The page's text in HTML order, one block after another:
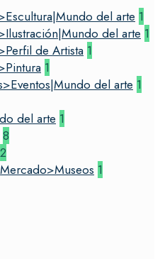
del arte 1
del arte 1
de Artista 1
1
del arte 1
del arte 1
8
2
1